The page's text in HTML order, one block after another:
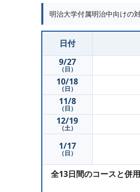
明治大学付属明治中向けの
日付
9/27
（日）
10/18
（日）
11/8
（日）
12/19
（土）
1/17
（日）
全13日間のコースと併